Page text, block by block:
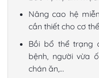
Nâng cao hệ
cần thiết cho cơ
Bồi bổ thể trạng
bệnh, người vừa
chán ăn,…